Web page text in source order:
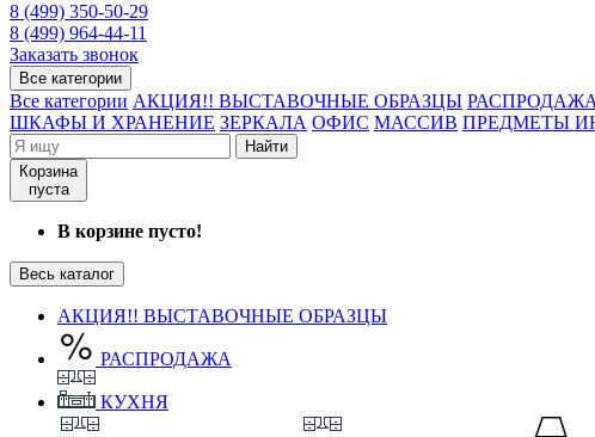
8 (499) 350-50-29
8 (499) 964-44-11
Заказать звонок
Все категории
Все категории АКЦИЯ!! ВЫСТАВОЧНЫЕ ОБРАЗЦЫ РАСПРОДАЖА
ШКАФЫ И ХРАНЕНИЕ ЗЕРКАЛА ОФИС МАССИВ ПРЕДМЕТЫ
Найти
Корзина
пуста
В корзине пусто!
Весь каталог
АКЦИЯ!! ВЫСТАВОЧНЫЕ ОБРАЗЦЫ
РАСПРОДАЖА
КУХНЯ